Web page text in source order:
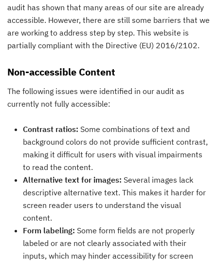
audit has shown that many areas of our site are already
accessible. However, there are still some barriers that we
are working to address step by step. This website is
partially compliant with the Directive (EU) 2016/2102.
Non-accessible Content
The following issues were identified in our audit as
currently not fully accessible:
Contrast ratios: Some combinations of text and
background colors do not provide sufficient contrast,
making it difficult for users with visual impairments
to read the content.
Alternative text for images: Several images lack
descriptive alternative text. This makes it harder for
screen reader users to understand the visual
content.
Form labeling: Some form fields are not properly
labeled or are not clearly associated with their
inputs, which may hinder accessibility for screen